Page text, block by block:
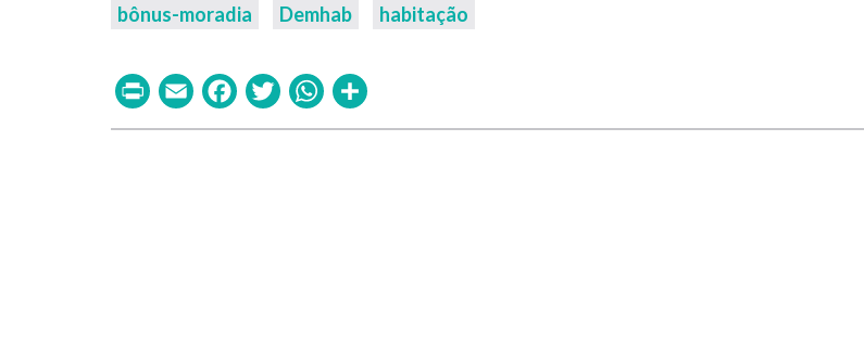
bônus-moradia Demhab habitação
PrintEmailFacebook
TwitterWhatsApp